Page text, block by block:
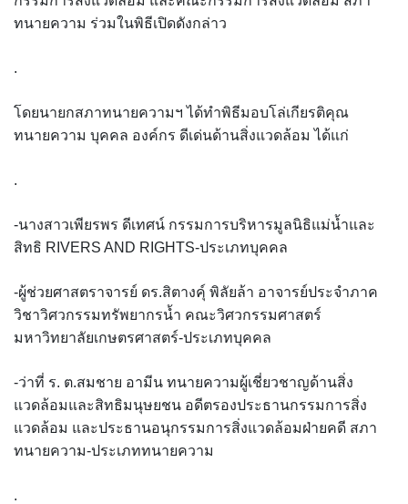
ทนายความ ร่วมในพิธีเปิดดังกล่าว
.
โดยนายกสภาทนายความฯ ได้ทำพิธีมอบโล่เกียรติคุณ
ทนายความ บุคคล องค์กร ดีเด่นด้านสิ่งแวดล้อม ได้แก่
.
-นางสาวเพียรพร ดีเทศน์ กรรมการบริหารมูลนิธิแม่น้ำและ
สิทธิ RIVERS AND RIGHTS-ประเภทบุคคล
-ผู้ช่วยศาสตราจารย์ ดร.สิตางคุ์ พิลัยล้า อาจารย์ประจำภาค
วิชาวิศวกรรมทรัพยากรน้ำ คณะวิศวกรรมศาสตร์
มหาวิทยาลัยเกษตรศาสตร์-ประเภทบุคคล
-ว่าที่ ร. ต.สมชาย อามีน ทนายความผู้เชี่ยวชาญด้านสิ่ง
แวดล้อมและสิทธิมนุษยชน อดีตรองประธานกรรมการสิ่ง
แวดล้อม และประธานอนุกรรมการสิ่งแวดล้อมฝ่ายคดี สภา
ทนายความ-ประเภททนายความ
.